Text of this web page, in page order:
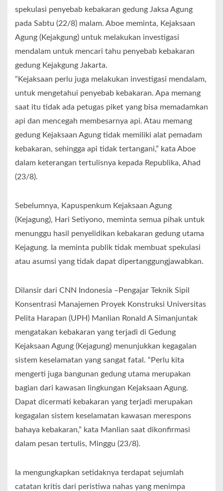
spekulasi penyebab kebakaran gedung Jaksa Agung
pada Sabtu (22/8) malam. Aboe meminta, Kejaksaan
Agung (Kejakgung) untuk melakukan investigasi
mendalam untuk mencari tahu penyebab kebakaran
gedung Kejakgung Jakarta.
“Kejaksaan perlu juga melakukan investigasi mendalam,
untuk mengetahui penyebab kebakaran. Apa memang
saat itu tidak ada petugas piket yang bisa memadamkan
api dan mencegah membesarnya api. Atau memang
gedung Kejaksaan Agung tidak memiliki alat pemadam
kebakaran, sehingga api tidak tertangani,” kata Aboe
dalam keterangan tertulisnya kepada Republika, Ahad
(23/8).
Sebelumnya, Kapuspenkum Kejaksaan Agung
(Kejagung), Hari Setiyono, meminta semua pihak untuk
menunggu hasil penyelidikan kebakaran gedung utama
Kejagung. Ia meminta publik tidak membuat spekulasi
atau asumsi yang tidak dapat dipertanggungjawabkan.
Dilansir dari CNN Indonesia –Pengajar Teknik Sipil
Konsentrasi Manajemen Proyek Konstruksi Universitas
Pelita Harapan (UPH) Manlian Ronald A Simanjuntak
mengatakan kebakaran yang terjadi di Gedung
Kejaksaan Agung (Kejagung) menunjukkan kegagalan
sistem keselamatan yang sangat fatal. “Perlu kita
mengerti juga bangunan gedung utama merupakan
bagian dari kawasan lingkungan Kejaksaan Agung.
Dapat dicermati kebakaran yang terjadi merupakan
kegagalan sistem keselamatan kawasan merespons
bahaya kebakaran,” kata Manlian saat dikonfirmasi
dalam pesan tertulis, Minggu (23/8).
Ia mengungkapkan setidaknya terdapat sejumlah
catatan kritis dari peristiwa nahas yang menimpa